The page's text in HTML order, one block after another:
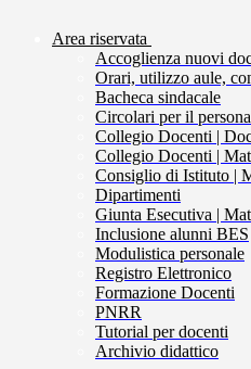
Area riservata
Accoglienza nuovi
Orari, utilizzo aule,
Bacheca sindacale
Circolari per il
Collegio Docenti |
Collegio Docenti |
Consiglio di Istituto |
Dipartimenti
Giunta Esecutiva |
Inclusione alunni BES
Modulistica personale
Registro Elettronico
Formazione Docenti
PNRR
Tutorial per docenti
Archivio didattico